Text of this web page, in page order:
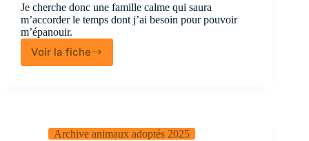
Je cherche donc une famille calme qui saura
m’accorder le temps dont j’ai besoin pour pouvoir
m’épanouir.
Voir la fiche
Rainbow
Archive animaux adoptés 2025